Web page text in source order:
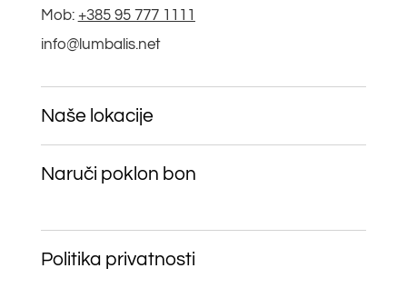
Mob: +385 95 777 1111
info@lumbalis.net
Naše lokacije
Naruči poklon bon
Politika privatnosti